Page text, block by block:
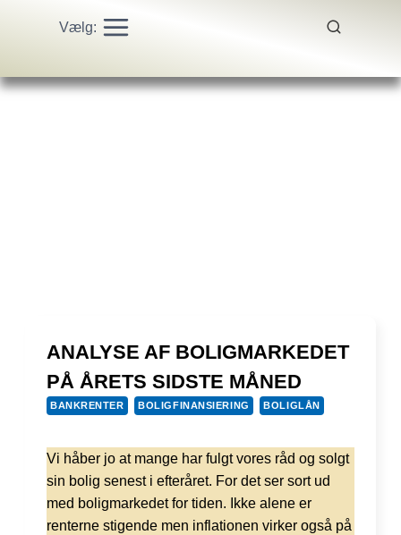
Vælg:
ANALYSE AF BOLIGMARKEDET
PÅ ÅRETS SIDSTE MÅNED
BANKRENTER BOLIGFINANSIERING BOLIGLÅN
Vi håber jo at mange har fulgt vores råd og solgt
sin bolig senest i efteråret. For det ser sort ud
med boligmarkedet for tiden. Ikke alene er
renterne stigende men inflationen virker også på